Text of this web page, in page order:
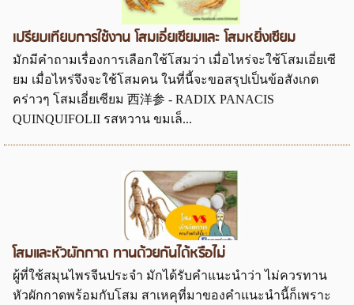
เปรียบเทียบการใช้งาน โสมเอี่ยเซียมและ โสมหยิ่งเซียม
มักมีคำถามเรื่องการเลือกใช้โสมว่า เมื่อไหร่จะใช้โสมเอี่ยเซี
ยม เมื่อไหร่จึงจะใช้โสมคน ในที่นี้จะขอสรุปเป็นข้อสังเกต
คร่าวๆ โสมเอี่ยเซียม 西洋参 - RADIX PANACIS
QUINQUIFOLII รสหวาน ขมเล็...
โสมและหัวผักกาด ทานด้วยกันได้หรือไม่
ผู้ที่ใช้สมุนไพรจีนประจำ มักได้รับคำแนะนำว่า ไม่ควรทาน
หัวผักกาดพร้อมกับโสม สาเหคุที่มาของคำแนะนำนี้ก็เพราะ